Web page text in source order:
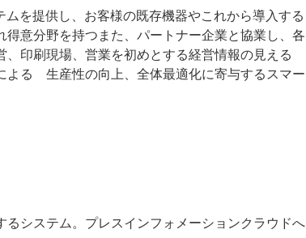
を提供し、お客様の既存機器やこれから導入する
意分野を持つまた、パートナー企業と協業し、各
印刷現場、営業を初めとする経営情報の見える
よる 生産性の向上、全体最適化に寄与するスマー
システム。プレスインフォメーションクラウドへ